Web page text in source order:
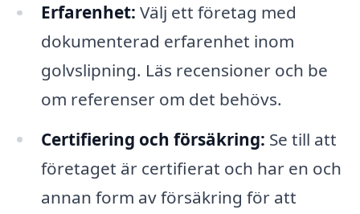
Erfarenhet: Välj ett företag med
dokumenterad erfarenhet inom
golvslipning. Läs recensioner och be
om referenser om det behövs.
Certifiering och försäkring: Se till att
företaget är certifierat och har en och
annan form av försäkring för att